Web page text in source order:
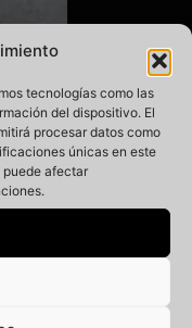
tecnologías como las
del dispositivo. El
procesar datos como
únicas en este
puede afectar
la